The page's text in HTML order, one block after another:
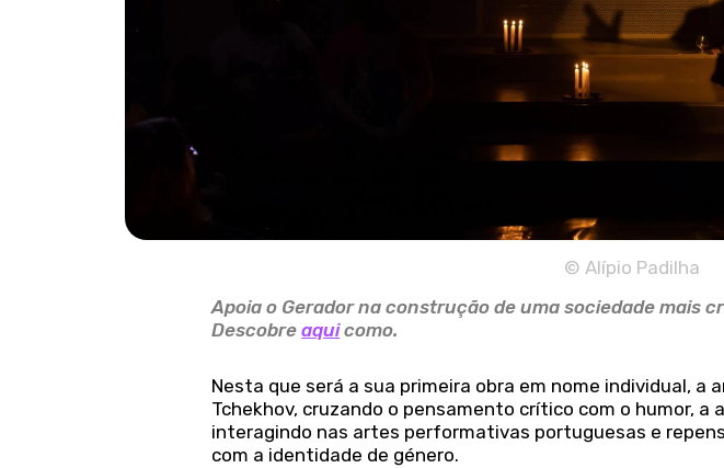
© Alípio Padilha
Apoia o Gerador na construção de uma sociedade mais
Descobreaquicomo.
Nesta que será a sua primeira obra em nome individual, a
Tchekhov, cruzando o pensamento crítico com o humor, a
interagindo nas artes performativas portuguesas e
com a identidade de género.